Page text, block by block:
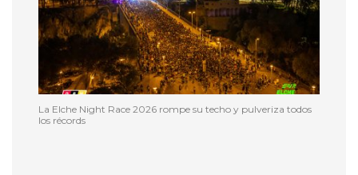
La Elche Night Race 2026 rompe su techo y pulveriza todos
los récords